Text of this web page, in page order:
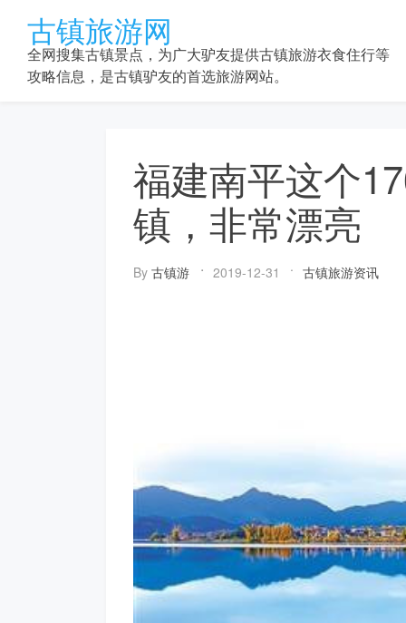
content
古镇旅游网
全网搜集古镇景点，为广大驴友提供古镇旅游衣食住行等
攻略信息，是古镇驴友的首选旅游网站。
福建南平这个
镇，非常漂亮
By 古镇游 2019-12-31 古镇旅游资讯